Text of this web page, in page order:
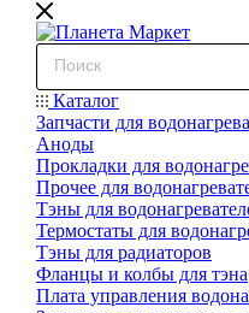
Каталог
Запчасти для
Аноды
Прокладки для
Прочее для
Тэны для
Термостаты для
Тэны для радиаторов
Фланцы и колбы для тэна
Плата управления